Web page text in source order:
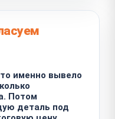
именно вывело
Потом
деталь под